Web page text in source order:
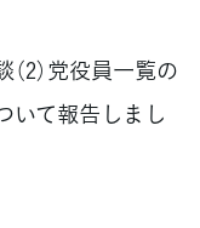
2）党役員一覧の
いて報告しまし